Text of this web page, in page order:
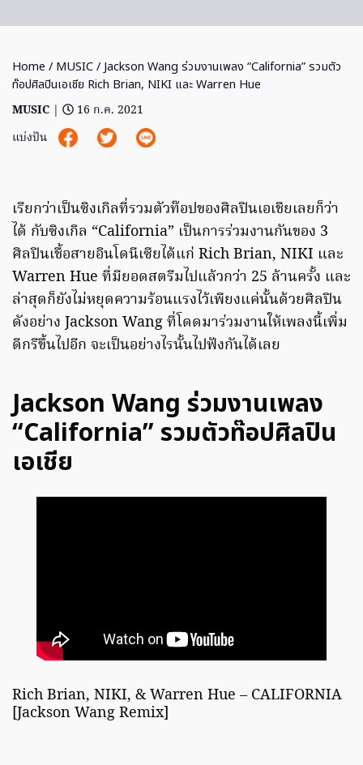
Home / MUSIC/ Jackson Wang ร่วมงานเพลง “California” รวมตัว
ท๊อปศิลปินเอเชีย Rich Brian, NIKI และ Warren Hue
MUSIC |
16 ก.ค. 2021
แบ่งปัน
เรียกว่าเป็นซิงเกิลที่รวมตัวท๊อปของศิลปินเอเชียเลยก็ว่า
ได้ กับซิงเกิล “California” เป็นการร่วมงานกันของ 3
ศิลปินเชื้อสายอินโดนีเซียได้แก่ Rich Brian, NIKI และ
Warren Hue ที่มียอดสตรีมไปแล้วกว่า 25 ล้านครั้ง และ
ล่าสุดก็ยังไม่หยุดความร้อนแรงไว้เพียงแค่นั้นด้วยศิลปิน
ดังอย่าง Jackson Wang ที่โดดมาร่วมงานให้เพลงนี้เพิ่ม
ดีกรีขึ้นไปอีก จะเป็นอย่างไรนั้นไปฟังกันได้เลย
Jackson Wang ร่วมงานเพลง
“California” รวมตัวท๊อปศิลปิน
เอเชีย
Rich Brian, NIKI, & Warren Hue – CALIFORNIA
[Jackson Wang Remix]